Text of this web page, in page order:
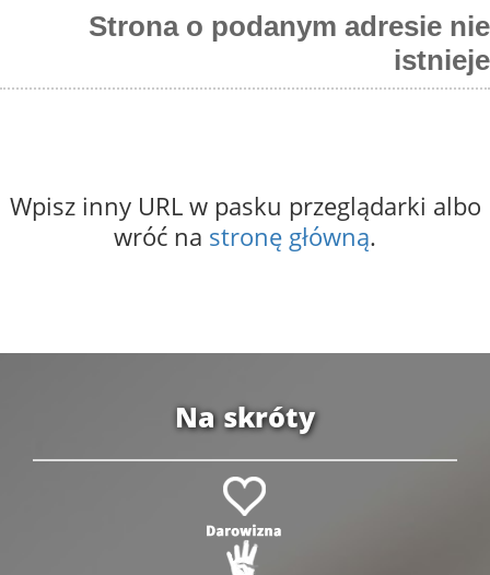
Strona o podanym adresie nie
istnieje
Wpisz inny URL w pasku przeglądarki albo
wróć na stronę główną.
Na skróty